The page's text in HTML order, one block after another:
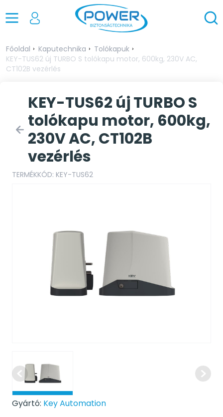
Főoldal Kaputechnika
Tolókapuk
KEY-TUS62 új TURBO S tolókapu motor, 600kg, 230V AC,
CT102B vezérlés
KEY-TUS62 új TURBO S
tolókapu motor, 600kg,
230V AC, CT102B
vezérlés
TERMÉKKÓD: KEY-TUS62
Gyártó: Key Automation